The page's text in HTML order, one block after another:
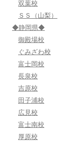
双葉校
ＳＳ（山梨）
◆静岡県◆
御殿場校
ぐみざわ校
富士岡校
長泉校
吉原校
田子浦校
広見校
富士南校
厚原校